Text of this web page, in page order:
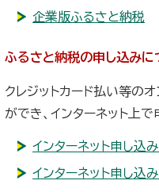
企業版ふるさと納税
ふるさと納税の申し込みに
クレジットカード払い等の
ができ、インターネット上
インターネット申し込み
インターネット申し込